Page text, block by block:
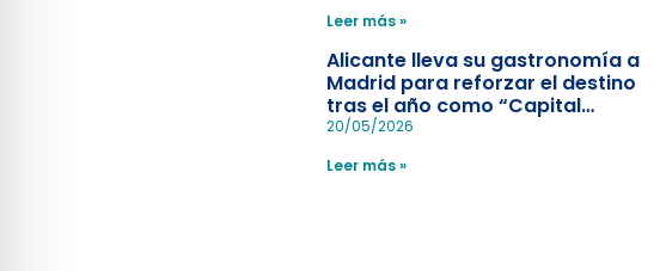
Leer más »
Alicante lleva su gastronomía a
Madrid para reforzar el destino
tras el año como “Capital
Española”
20/05/2026
Leer más »